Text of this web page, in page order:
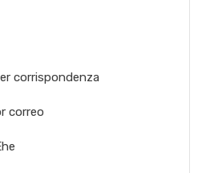
corrispondenza
correo